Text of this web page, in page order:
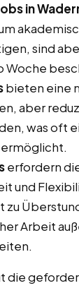
in
sind
Woche
bieten eine
aber
was oft
erfordern
und
zu
Arbeit
die